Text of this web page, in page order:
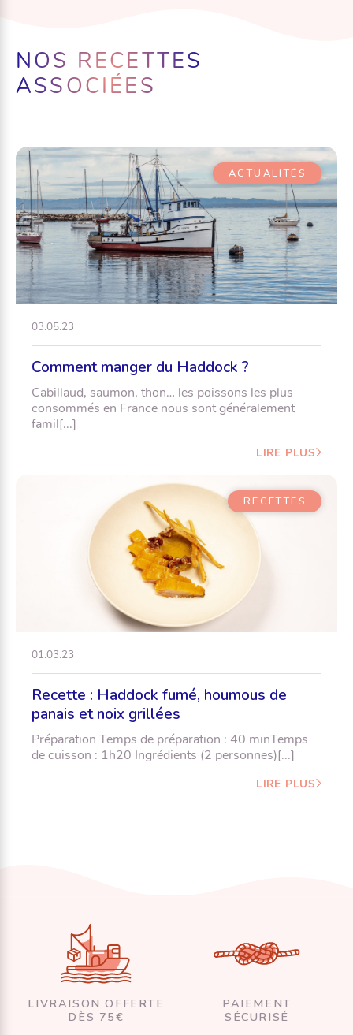
NOS RECETTES
ASSOCIÉES
ACTUALITÉS
03.05.23
Comment manger du Haddock ?
Cabillaud, saumon, thon… les poissons les plus
consommés en France nous sont généralement
famil[...]
LIRE PLUS
RECETTES
01.03.23
Recette : Haddock fumé, houmous de
panais et noix grillées
Préparation Temps de préparation : 40 minTemps
de cuisson : 1h20 Ingrédients (2 personnes)[...]
LIRE PLUS
LIVRAISON OFFERTE
DÈS 75€
PAIEMENT
SÉCURISÉ